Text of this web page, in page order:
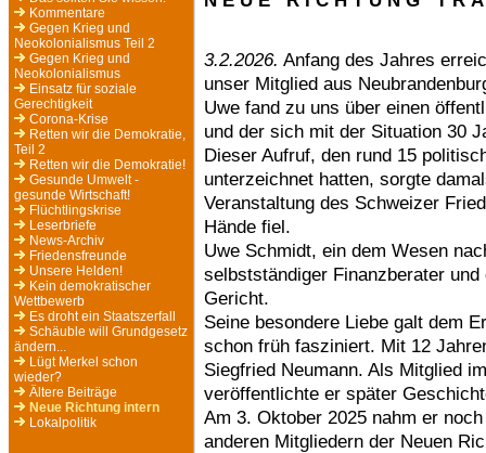
Kommentare
Gegen Krieg und
Neokolonialismus Teil 2
Gegen Krieg und
Neokolonialismus
Einsatz für soziale
Gerechtigkeit
Corona-Krise
Retten wir die Demokratie,
Teil 2
Retten wir die Demokratie!
Gesunde Umwelt -
gesunde Wirtschaft!
Flüchtlingskrise
Leserbriefe
News-Archiv
Friedensfreunde
Unsere Helden!
Kein demokratischer
Wettbewerb
Es droht ein Staatszerfall
Schäuble will Grundgesetz
ändern...
Lügt Merkel schon
wieder?
Ältere Beiträge
Neue Richtung intern
Lokalpolitik
3.2.2026. Anfang des Jahres
unser Mitglied aus
Uwe fand zu uns über einen
und der sich mit der Situation 30
Dieser Aufruf, den rund 15
unterzeichnet hatten, sorgte
Veranstaltung des Schweizer
Hände fiel.
Uwe Schmidt, ein dem Wesen
selbstständiger Finanzberater
Gericht.
Seine besondere Liebe galt dem
schon früh fasziniert. Mit 12
Siegfried Neumann. Als Mitglied
veröffentlichte er später
Am 3. Oktober 2025 nahm er
anderen Mitgliedern der Neuen